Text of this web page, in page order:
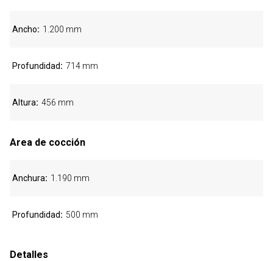
Ancho 1.200 mm
Profundidad 714 mm
Altura 456 mm
Area de cocción
Anchura 1.190 mm
Profundidad 500 mm
Detalles